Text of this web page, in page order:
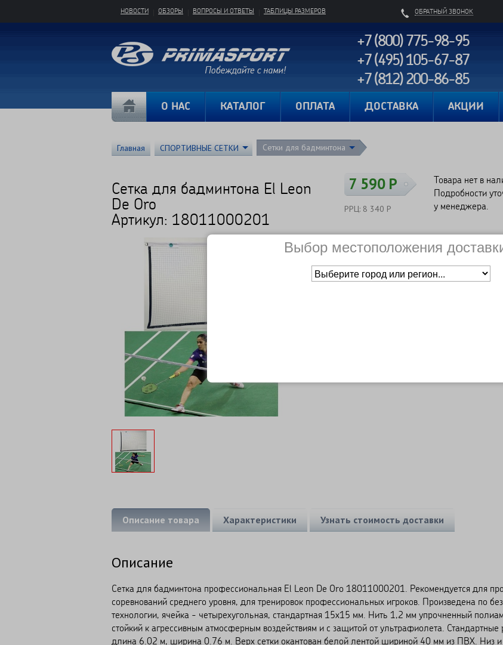
ОБРАТНЫЙ ЗВОНОК
НОВОСТИ ОБЗОРЫ ВОПРОСЫ И ОТВЕТЫ ТАБЛИЦЫ РАЗМЕРОВ
+7 (800) 775-98-95
+7 (495) 105-67-87
+7 (812) 200-86-85
О НАС КАТАЛОГ ОПЛАТА ДОСТАВКА АКЦИИ
Главная СПОРТИВНЫЕ СЕТКИ Сетки для бадминтона
Сетка для бадминтона El Leon
De Oro
Артикул: 18011000201
7 590 Р
РРЦ: 8 340 Р
Товара нет в
Подробности
у менеджера.
Сравнить Нет в наличии
Основное о товаре
Описание товара Характеристики Узнать стоимость доставки
Описание
Сетка для бадминтона профессиональная El Leon De Oro 18011000201. Рекомендуется для
соревнований среднего уровня, для тренировок профессиональных игроков. Произведена по
технологии, ячейка - четырехугольная, стандартная 15х15 мм. Нить 1,2 мм упрочненный
стойкий к агрессивным атмосферным воздействиям и с защитой от ультрафиолета. Стандартные
длина 6.02 м, ширина 0.76 м. Верх сетки окантован белой лентой шириной 40 мм из ПВХ. Низ и
Выбор местоположения